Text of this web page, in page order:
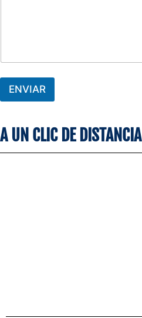
ENVIAR
A UN CLIC DE DISTANCIA